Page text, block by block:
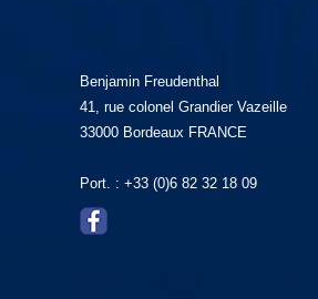
Benjamin Freudenthal
41, rue colonel Grandier Vazeille
33000 Bordeaux FRANCE
Port. : +33 (0)6 82 32 18 09